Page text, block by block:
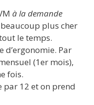
à la demande
plus cher
le temps.
d’ergonomie. Par
(1er mois),
fois.
12 et on prend